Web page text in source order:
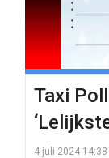
Taxi
4 juli 2024 14:38